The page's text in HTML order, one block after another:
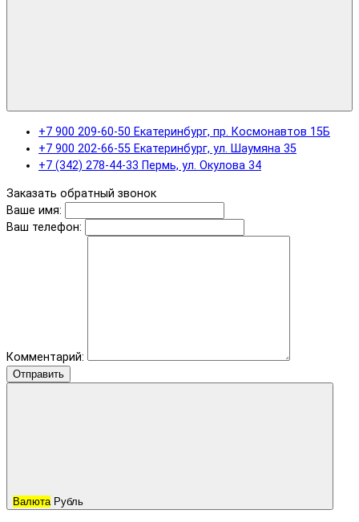
+7 900 209-60-50 Екатеринбург, пр. Космонавтов 15Б
+7 900 202-66-55 Екатеринбург, ул. Шаумяна 35
+7 (342) 278-44-33 Пермь, ул. Окулова 34
Заказать обратный звонок
Ваше имя:
Ваш телефон:
Комментарий:
Отправить
Валюта Рубль